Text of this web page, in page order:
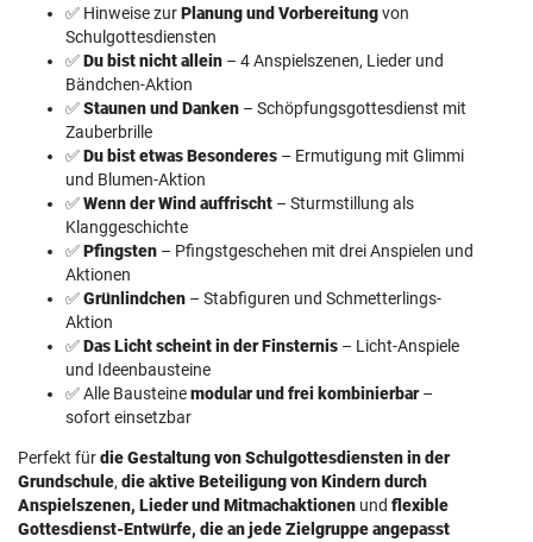
✅ Hinweise zurPlanung und Vorbereitungvon
Schulgottesdiensten
✅Du bist nicht allein – 4 Anspielszenen, Lieder und
Bändchen-Aktion
✅Staunen und Danken – Schöpfungsgottesdienst mit
Zauberbrille
✅Du bist etwas Besonderes – Ermutigung mit Glimmi
und Blumen-Aktion
✅Wenn der Wind auffrischt – Sturmstillung als
Klanggeschichte
✅Pfingsten – Pfingstgeschehen mit drei Anspielen und
Aktionen
✅Grünlindchen – Stabfiguren und Schmetterlings-
Aktion
✅Das Licht scheint in der Finsternis – Licht-Anspiele
und Ideenbausteine
✅ Alle Bausteinemodular und frei kombinierbar–
sofort einsetzbar
Perfekt fürdie Gestaltung von Schulgottesdiensten in der
Grundschule, die aktive Beteiligung von Kindern durch
Anspielszenen, Lieder und Mitmachaktionen und flexible
Gottesdienst-Entwürfe, die an jede Zielgruppe angepasst